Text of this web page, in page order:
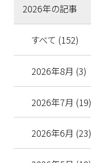
2026年の記事
すべて (152)
2026年8月 (3)
2026年7月 (19)
2026年6月 (23)